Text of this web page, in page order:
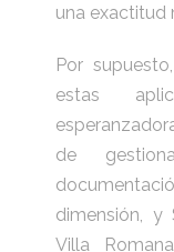
una exactitud
Por
estas
de
dimensión,
Villa